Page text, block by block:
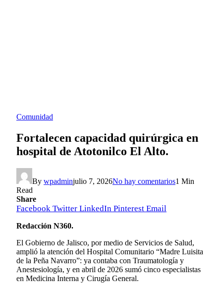
Comunidad
Fortalecen capacidad quirúrgica en
hospital de Atotonilco El Alto.
By wpadminjulio 7, 2026No hay comentarios1 Min
Read
Share
Facebook Twitter LinkedIn Pinterest Email
Redacción N360.
El Gobierno de Jalisco, por medio de Servicios de Salud,
amplió la atención del Hospital Comunitario “Madre Luisita
de la Peña Navarro”: ya contaba con Traumatología y
Anestesiología, y en abril de 2026 sumó cinco especialistas
en Medicina Interna y Cirugía General.